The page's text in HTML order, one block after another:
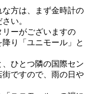
方は、まず金時計の
い。
ーがございますの
り「ユニモール」と
、ひとつ隣の国際セン
ですので、雨の日や